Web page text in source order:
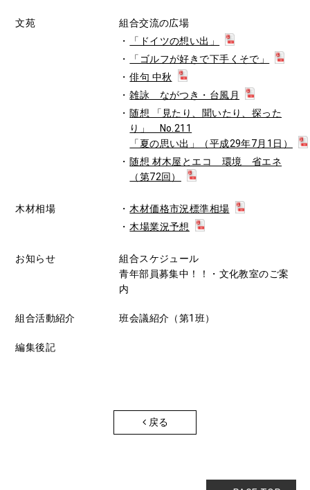
文苑
組合交流の広場
「ドイツの想い出」
「ゴルフが好きで下手くそで」
俳句 中秋
雑詠 ながつき・台風月
随想 「見たり、聞いたり、探った
り」 No.211
「夏の思い出」（平成29年7月1日）
随想 材木屋とエコ 環境 省エネ
（第72回）
木材相場
木材価格市況標準相場
木場業況予想
お知らせ
組合スケジュール
青年部員募集中！！・文化教室のご案
内
組合活動紹介 班会議紹介（第1班）
編集後記
戻る